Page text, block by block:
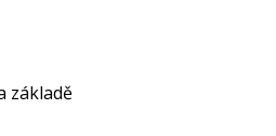
základě